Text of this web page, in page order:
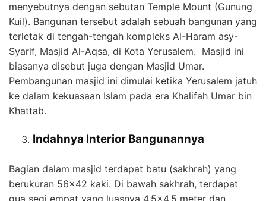
menyebutnya dengan sebutan Temple Mount (Gunung
Kuil). Bangunan tersebut adalah sebuah bangunan yang
terletak di tengah-tengah kompleks Al-Haram asy-
Syarif, Masjid Al-Aqsa, di Kota Yerusalem. Masjid ini
biasanya disebut juga dengan Masjid Umar.
Pembangunan masjid ini dimulai ketika Yerusalem jatuh
ke dalam kekuasaan Islam pada era Khalifah Umar bin
Khattab.
Indahnya Interior Bangunannya
Bagian dalam masjid terdapat batu (sakhrah) yang
berukuran 56×42 kaki. Di bawah sakhrah, terdapat